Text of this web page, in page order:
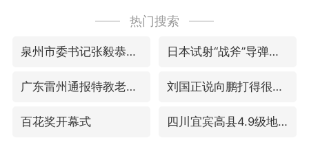
热门搜索
泉州市委书记张毅恭被查 日本试射“战斧”导弹，国防部回应
广东雷州通报特教老师招聘违规事件 刘国正说向鹏打得很窝囊
百花奖开幕式 四川宜宾高县4.9级地震致1死